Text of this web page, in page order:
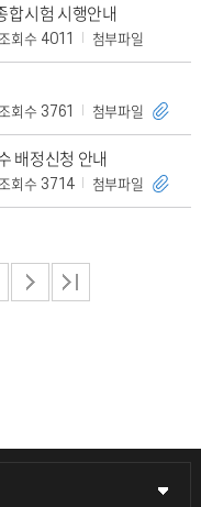
합시험 시행안내
회수 4011 첨부파일
회수 3761 첨부파일
배정신청 안내
회수 3714 첨부파일